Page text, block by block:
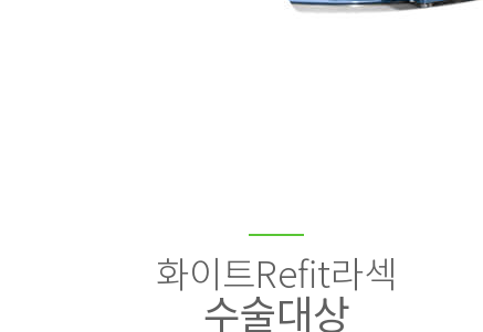
화이트Refit라섹
수술대상